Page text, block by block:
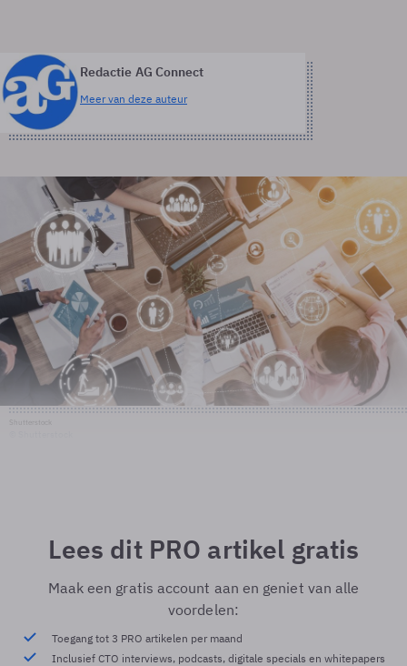
Redactie AG Connect
Meer van deze auteur
Lees dit PRO artikel gratis
Maak een gratis account aan en geniet van alle
voordelen:
Toegang tot 3 PRO artikelen per maand
Inclusief CTO interviews, podcasts, digitale specials en whitepapers